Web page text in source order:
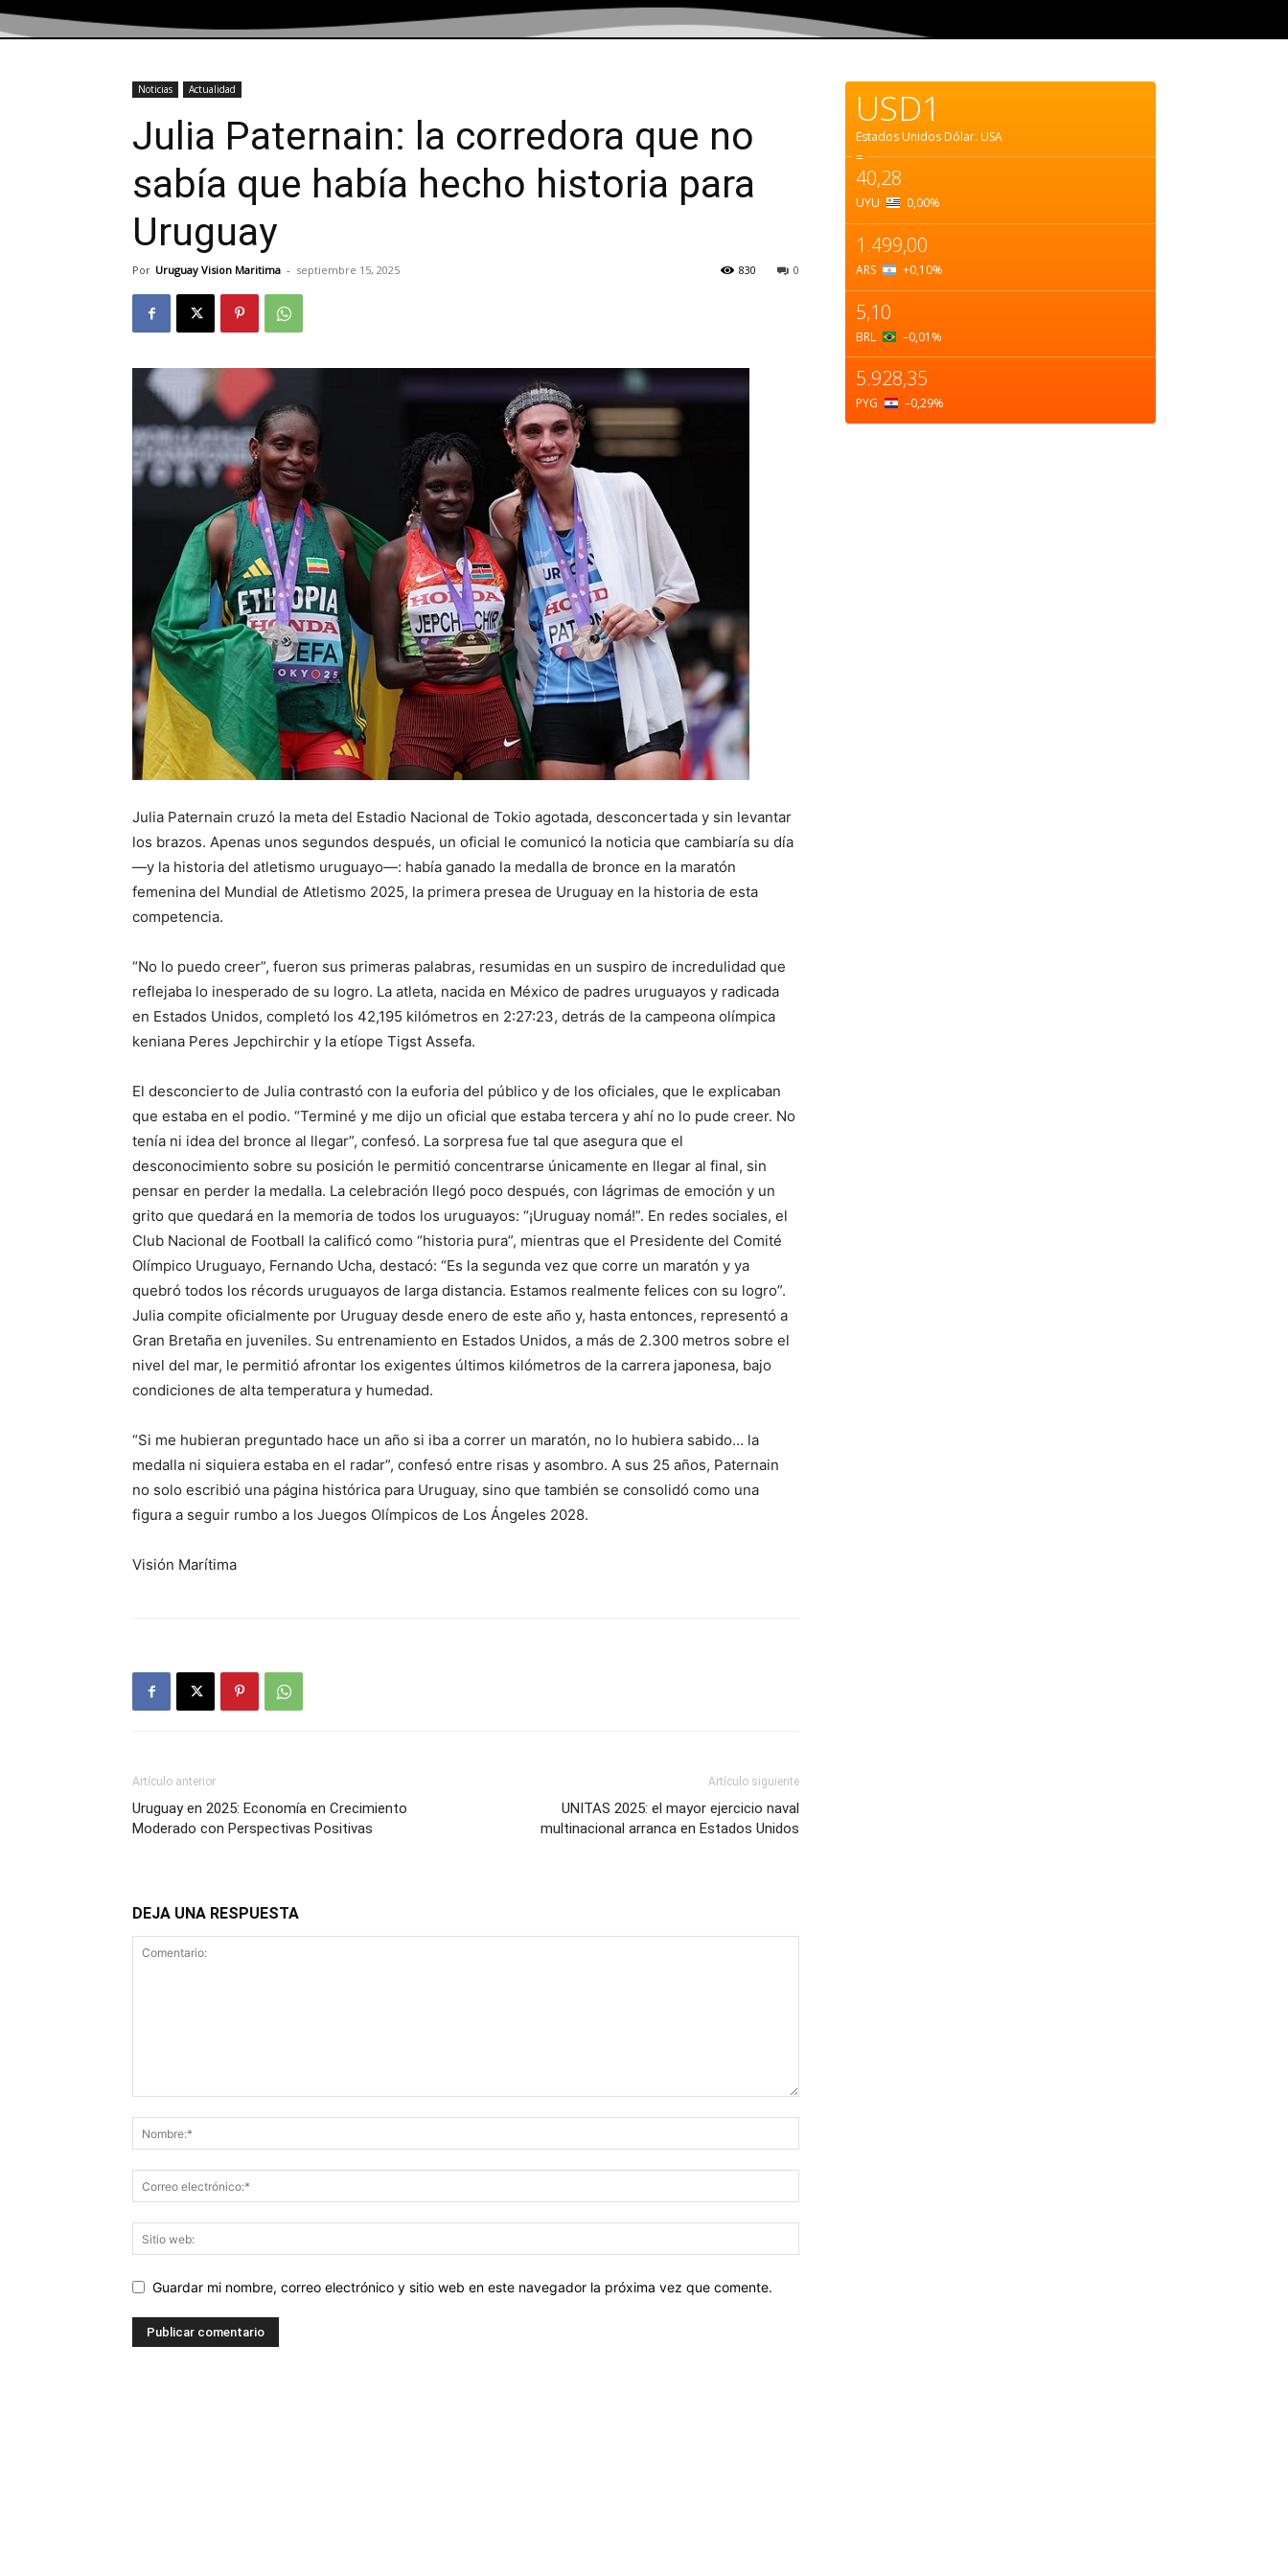
Noticias Actualidad
Julia Paternain: la corredora que no
sabía que había hecho historia para
Uruguay
Por Uruguay Vision Maritima - septiembre 15, 2025 0
830
Julia Paternain cruzó la meta del Estadio Nacional de Tokio agotada, desconcertada y sin levantar
los brazos. Apenas unos segundos después, un oficial le comunicó la noticia que cambiaría su día
—y la historia del atletismo uruguayo—: había ganado la medalla de bronce en la maratón
femenina del Mundial de Atletismo 2025, la primera presea de Uruguay en la historia de esta
competencia.
“No lo puedo creer”, fueron sus primeras palabras, resumidas en un suspiro de incredulidad que
reflejaba lo inesperado de su logro. La atleta, nacida en México de padres uruguayos y radicada
en Estados Unidos, completó los 42,195 kilómetros en 2:27:23, detrás de la campeona olímpica
keniana Peres Jepchirchir y la etíope Tigst Assefa.
El desconcierto de Julia contrastó con la euforia del público y de los oficiales, que le explicaban
que estaba en el podio. “Terminé y me dijo un oficial que estaba tercera y ahí no lo pude creer. No
tenía ni idea del bronce al llegar”, confesó. La sorpresa fue tal que asegura que el
desconocimiento sobre su posición le permitió concentrarse únicamente en llegar al final, sin
pensar en perder la medalla. La celebración llegó poco después, con lágrimas de emoción y un
grito que quedará en la memoria de todos los uruguayos: “¡Uruguay nomá!”. En redes sociales, el
Club Nacional de Football la calificó como “historia pura”, mientras que el Presidente del Comité
Olímpico Uruguayo, Fernando Ucha, destacó: “Es la segunda vez que corre un maratón y ya
quebró todos los récords uruguayos de larga distancia. Estamos realmente felices con su logro”.
Julia compite oficialmente por Uruguay desde enero de este año y, hasta entonces, representó a
Gran Bretaña en juveniles. Su entrenamiento en Estados Unidos, a más de 2.300 metros sobre el
nivel del mar, le permitió afrontar los exigentes últimos kilómetros de la carrera japonesa, bajo
condiciones de alta temperatura y humedad.
“Si me hubieran preguntado hace un año si iba a correr un maratón, no lo hubiera sabido… la
medalla ni siquiera estaba en el radar”, confesó entre risas y asombro. A sus 25 años, Paternain
no solo escribió una página histórica para Uruguay, sino que también se consolidó como una
figura a seguir rumbo a los Juegos Olímpicos de Los Ángeles 2028.
Visión Marítima
Artículo anterior
Uruguay en 2025: Economía en Crecimiento
Moderado con Perspectivas Positivas
Artículo siguiente
UNITAS 2025: el mayor ejercicio naval
multinacional arranca en Estados Unidos
DEJA UNA RESPUESTA
Guardar mi nombre, correo electrónico y sitio web en este navegador la próxima vez que comente.
USD1
Estados Unidos Dólar. USA
=
40,28
UYU 0,00%
1.499,00
ARS +0,10%
5,10
BRL –0,01 %
5.928,35
PYG –0,29%